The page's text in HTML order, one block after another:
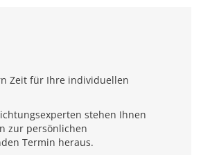
Zeit für Ihre individuellen
stehen Ihnen
zur persönlichen
Termin heraus.